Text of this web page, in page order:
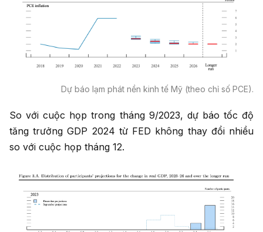
Dự báo lạm phát nền kinh tế Mỹ (theo chỉ số PCE).
So với cuộc họp trong tháng 9/2023, dự báo tốc độ
tăng trưởng GDP 2024 từ FED không thay đổi nhiều
so với cuộc họp tháng 12.